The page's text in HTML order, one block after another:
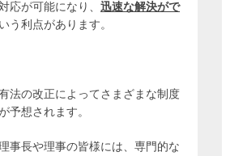
応が可能になり、 迅速な解決がで
う利点があります。
法の改正によってさまざまな制度
予想されます。
事長や理事の皆様には、専門的な